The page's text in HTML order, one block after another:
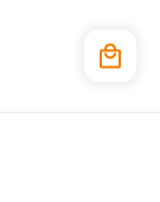
ー